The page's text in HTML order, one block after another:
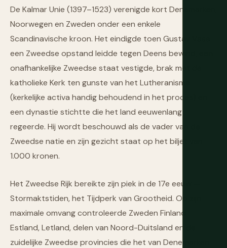
De Kalmar Unie (1397–1523) verenigde kort Denemarken,
Noorwegen en Zweden onder een enkele
Scandinavische kroon. Het eindigde toen Gustav Vasa
een Zweedse opstand leidde tegen Deens bewind, een
onafhankelijke Zweedse staat vestigde, brak met de
katholieke Kerk ten gunste van het Lutheranisme
(kerkelijke activa handig behoudend in het proces) en
een dynastie stichtte die het land eeuwenlang
regeerde. Hij wordt beschouwd als de vader van de
Zweedse natie en zijn gezicht staat op het biljet van
1.000 kronen.
Het Zweedse Rijk bereikte zijn piek in de 17e eeuw —
Stormaktstiden, het Tijdperk van Grootheid. Op zijn
maximale omvang controleerde Zweden Finland,
Estland, Letland, delen van Noord-Duitsland en de
zuidelijke Zweedse provincies die het van Denemarken